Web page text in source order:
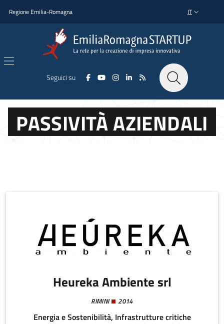
Regione Emilia-Romagna SELETTORE
IT
Seguici su
PASSIVITÀ AZIENDALI
Heureka Ambiente srl
RIMINI 2014
Energia e Sostenibilità, Infrastrutture critiche